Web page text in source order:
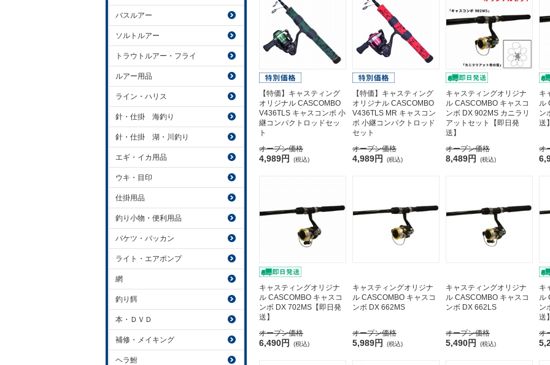
【特価】キャスティング
オリジナル CASCOMBO
V436TLS キャスコンボ 小
継コンパクトロッドセッ
ト
オープン価格
4,989円 (税込)
【特価】キャスティング
オリジナル CASCOMBO
V436TLS MR キャスコン
ボ 小継コンパクトロッド
セット
オープン価格
4,989円 (税込)
キャスティングオリジナ
ル CASCOMBO キャスコ
ンボ DX 902MS カニラリ
アットセット【即日発
送】
オープン価格
8,489円 (税込)
キ
ル
ン
送】
オ
キャスティングオリジナ
ル CASCOMBO キャスコ
ンボ DX 702MS【即日発
送】
オープン価格
6,490円 (税込)
キャスティングオリジナ
ル CASCOMBO キャスコ
ンボ DX 662MS
オープン価格
5,989円 (税込)
キャスティングオリジナ
ル CASCOMBO キャスコ
ンボ DX 662LS
オープン価格
5,490円 (税込)
キ
ル
ン
送】
オ
バスルアー
ソルトルアー
トラウトルアー・フライ
ルアー用品
ライン・ハリス
針・仕掛 海釣り
針・仕掛 湖・川釣り
エギ・イカ用品
ウキ・目印
仕掛用品
釣り小物・便利用品
バケツ・バッカン
ライト・エアポンプ
網
釣り餌
本・ＤＶＤ
補修・メイキング
ヘラ鮒